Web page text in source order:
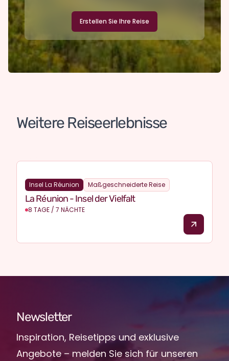
Erstellen Sie Ihre Reise
Weitere Reiseerlebnisse
Réunion
Insel La Réunion Maßgeschneiderte Reise
La Réunion - Insel der Vielfalt
8 TAGE / 7 NÄCHTE
Newsletter
Inspiration, Reisetipps und exklusive
Angebote – melden Sie sich für unseren